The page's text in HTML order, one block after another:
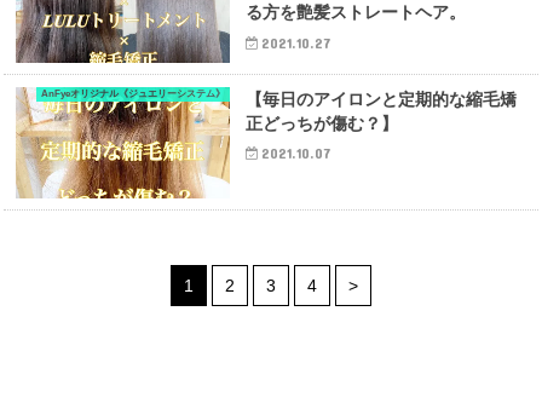
る方を艶髪ストレートヘア。
2021.10.27
AnFyeオリジナル《ジュエリーシステム》
【毎日のアイロンと定期的な縮毛矯
正どっちが傷む？】
2021.10.07
1 2 3 4 >